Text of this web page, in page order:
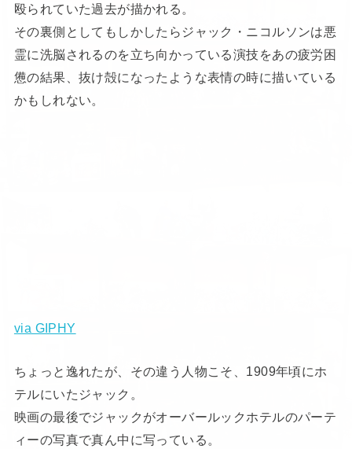
殴られていた過去が描かれる。
その裏側としてもしかしたらジャック・ニコルソンは悪
霊に洗脳されるのを立ち向かっている演技をあの疲労困
憊の結果、抜け殻になったような表情の時に描いている
かもしれない。
via GIPHY
ちょっと逸れたが、その違う人物こそ、1909年頃にホ
テルにいたジャック。
映画の最後でジャックがオーバールックホテルのパーテ
ィーの写真で真ん中に写っている。